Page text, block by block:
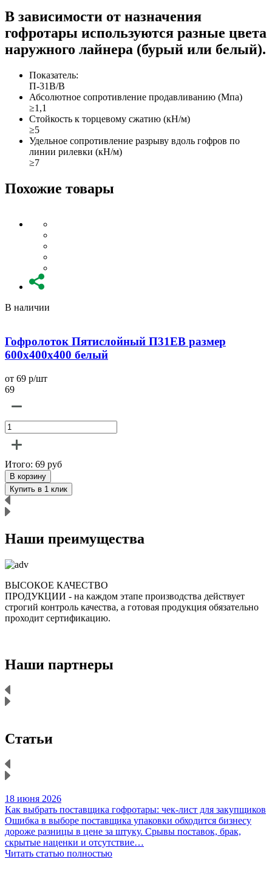
В зависимости от назначения
гофротары используются разные цвета
наружного лайнера (бурый или белый).
Показатель:
П-31В/B
Абсолютное сопротивление продавливанию (Мпа)
≥1,1
Стойкость к торцевому сжатию (кН/м)
≥5
Удельное сопротивление разрыву вдоль гофров по
линии рилевки (кН/м)
≥7
Похожие товары
В наличии
Гофролоток Пятислойный П31EB размер
600x400x400 белый
от 69 р/шт
69
Итого: 69 руб
В корзину
Купить в 1 клик
Наши преимущества
ВЫСОКОЕ КАЧЕСТВО
ПРОДУКЦИИ - на каждом этапе производства действует
строгий контроль качества, а готовая продукция обязательно
проходит сертификацию.
Наши партнеры
Статьи
18 июня 2026
Как выбрать поставщика гофротары: чек-лист для закупщиков
Ошибка в выборе поставщика упаковки обходится бизнесу
дороже разницы в цене за штуку. Срывы поставок, брак,
скрытые наценки и отсутствие…
Читать статью полностью